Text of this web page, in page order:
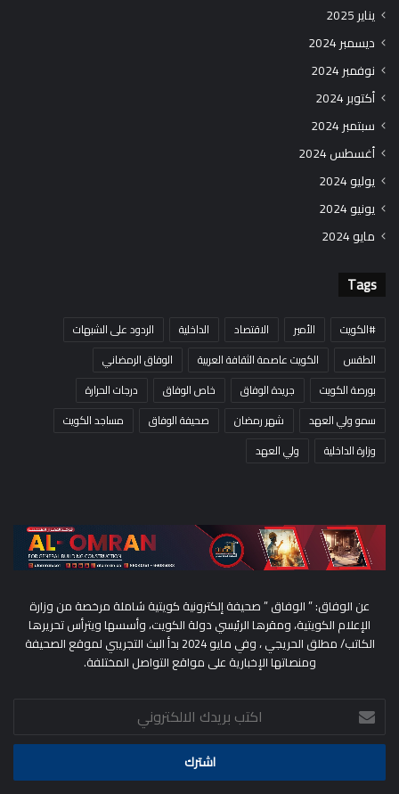
يناير 2025
ديسمبر 2024
نوفمبر 2024
أكتوبر 2024
سبتمبر 2024
أغسطس 2024
يوليو 2024
يونيو 2024
مايو 2024
Tags
#الكويت الأمير الاقتصاد الداخلية
الردود على الشبهات
الطقس
الكويت عاصمة الثقافة العربية
الوفاق الرمضاني
بورصة الكويت
جريدة الوفاق خاص الوفاق
درجات الحرارة
سمو ولي العهد
شهر رمضان صحيفة الوفاق
مساجد الكويت
وزارة الداخلية
ولي العهد
عن الوفاق: ” الوفاق ” صحيفة إلكترونية كويتية شاملة مرخصة من وزارة
الإعلام الكويتية، ومقرها الرئيسي دولة الكويت، وأسسها ويترأس تحريرها
الكاتب/ مطلق الحريجي ، وفي مايو 2024 بدأ البث التجريبي لموقع الصحيفة
ومنصاتها الإخبارية على مواقع التواصل المختلفة.
اكتب
بريدك
الالكتروني